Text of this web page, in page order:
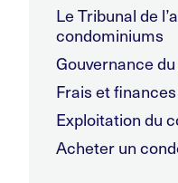
Le Tribunal de
condominiums
Gouvernance
Frais et finances
Exploitation du
Acheter un